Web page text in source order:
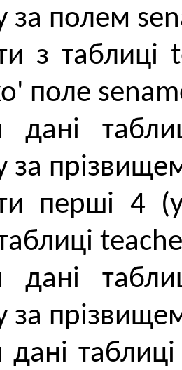
за полем
з таблиці
поле
дані
за
перші 4
дані
за
дані